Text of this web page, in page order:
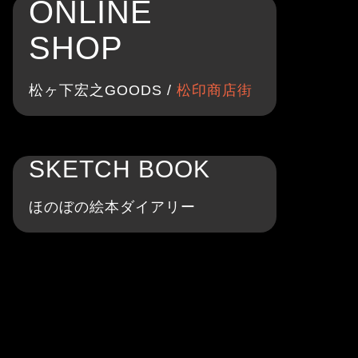
ONLINE
SHOP
松ヶ下宏之GOODS / 松印商店街
SKETCH BOOK
ほのぼの絵本ダイアリー